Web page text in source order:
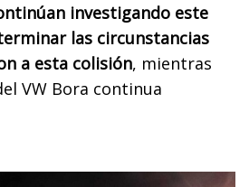
investigando este
las circunstancias
a esta colisión, mientras
VW Bora continua